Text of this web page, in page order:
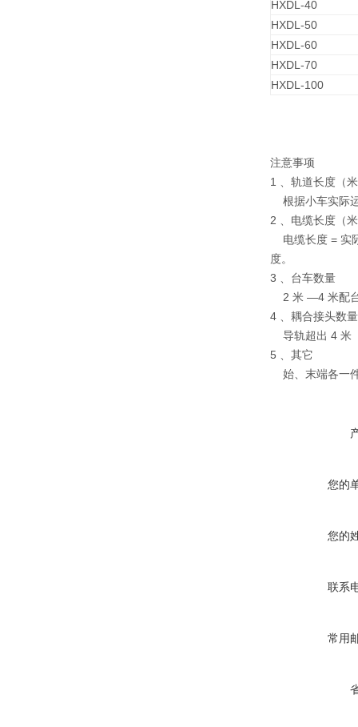
HXDL-40
HXDL-50
HXDL-60
HXDL-70
HXDL-100
注意事项
1 、轨道长度（
根据小车实际
2 、电缆长度（
电缆长度 = 实
度。
3 、台车数量
2 米 —4 米配台
4 、耦合接头数
导轨超出 4 米
5 、其它
始、末端各一
您的
您的
联系
常用